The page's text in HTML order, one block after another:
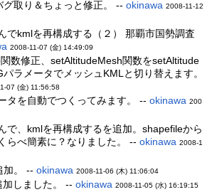
グ取り＆ちょっと修正。 --okinawa 2008-11-12
でkmlを再構成する（２） 那覇市国勢調査
2008-11-07 (金) 14:49:09
数修正、setAltitudeMesh関数をsetAltitude
ラメータでメッシュKMLと切り替えます。
07 (金) 11:56:58
タを自動でつくってみます。 --okinawa 200
で、kmlを再構成するを追加。shapefileから
らべ簡素に？なりました。 --okinawa 2008-1
加。 --okinawa 2008-11-06 (木) 11:06:04
加しました。 --okinawa 2008-11-05 (水) 16:19:15